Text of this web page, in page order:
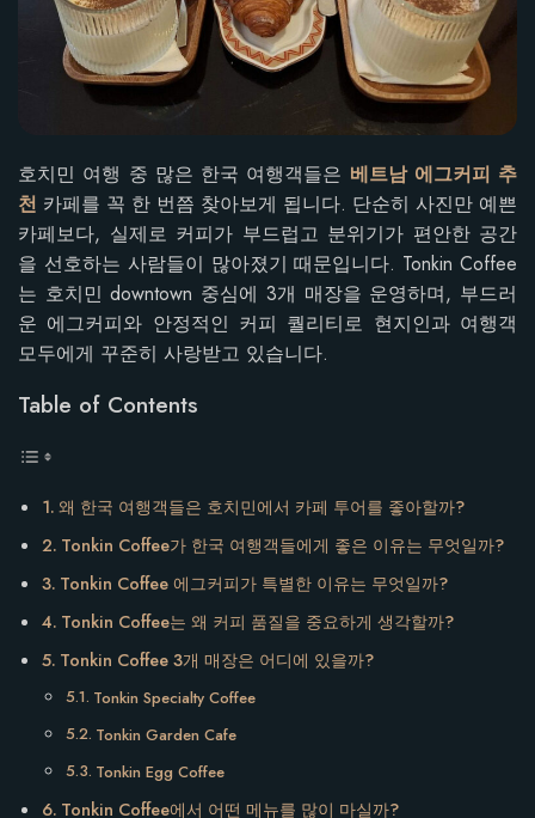
호치민 여행 중 많은 한국 여행객들은 베트남 에그커피 추
천 카페를 꼭 한 번쯤 찾아보게 됩니다. 단순히 사진만 예쁜
카페보다, 실제로 커피가 부드럽고 분위기가 편안한 공간
을 선호하는 사람들이 많아졌기 때문입니다. Tonkin Coffee
는 호치민 downtown 중심에 3개 매장을 운영하며, 부드러
운 에그커피와 안정적인 커피 퀄리티로 현지인과 여행객
모두에게 꾸준히 사랑받고 있습니다.
Table of Contents
왜 한국 여행객들은 호치민에서 카페 투어를 좋아할까?
Tonkin Coffee가 한국 여행객들에게 좋은 이유는 무엇일까?
Tonkin Coffee 에그커피가 특별한 이유는 무엇일까?
Tonkin Coffee는 왜 커피 품질을 중요하게 생각할까?
Tonkin Coffee 3개 매장은 어디에 있을까?
Tonkin Specialty Coffee
Tonkin Garden Cafe
Tonkin Egg Coffee
Tonkin Coffee에서 어떤 메뉴를 많이 마실까?